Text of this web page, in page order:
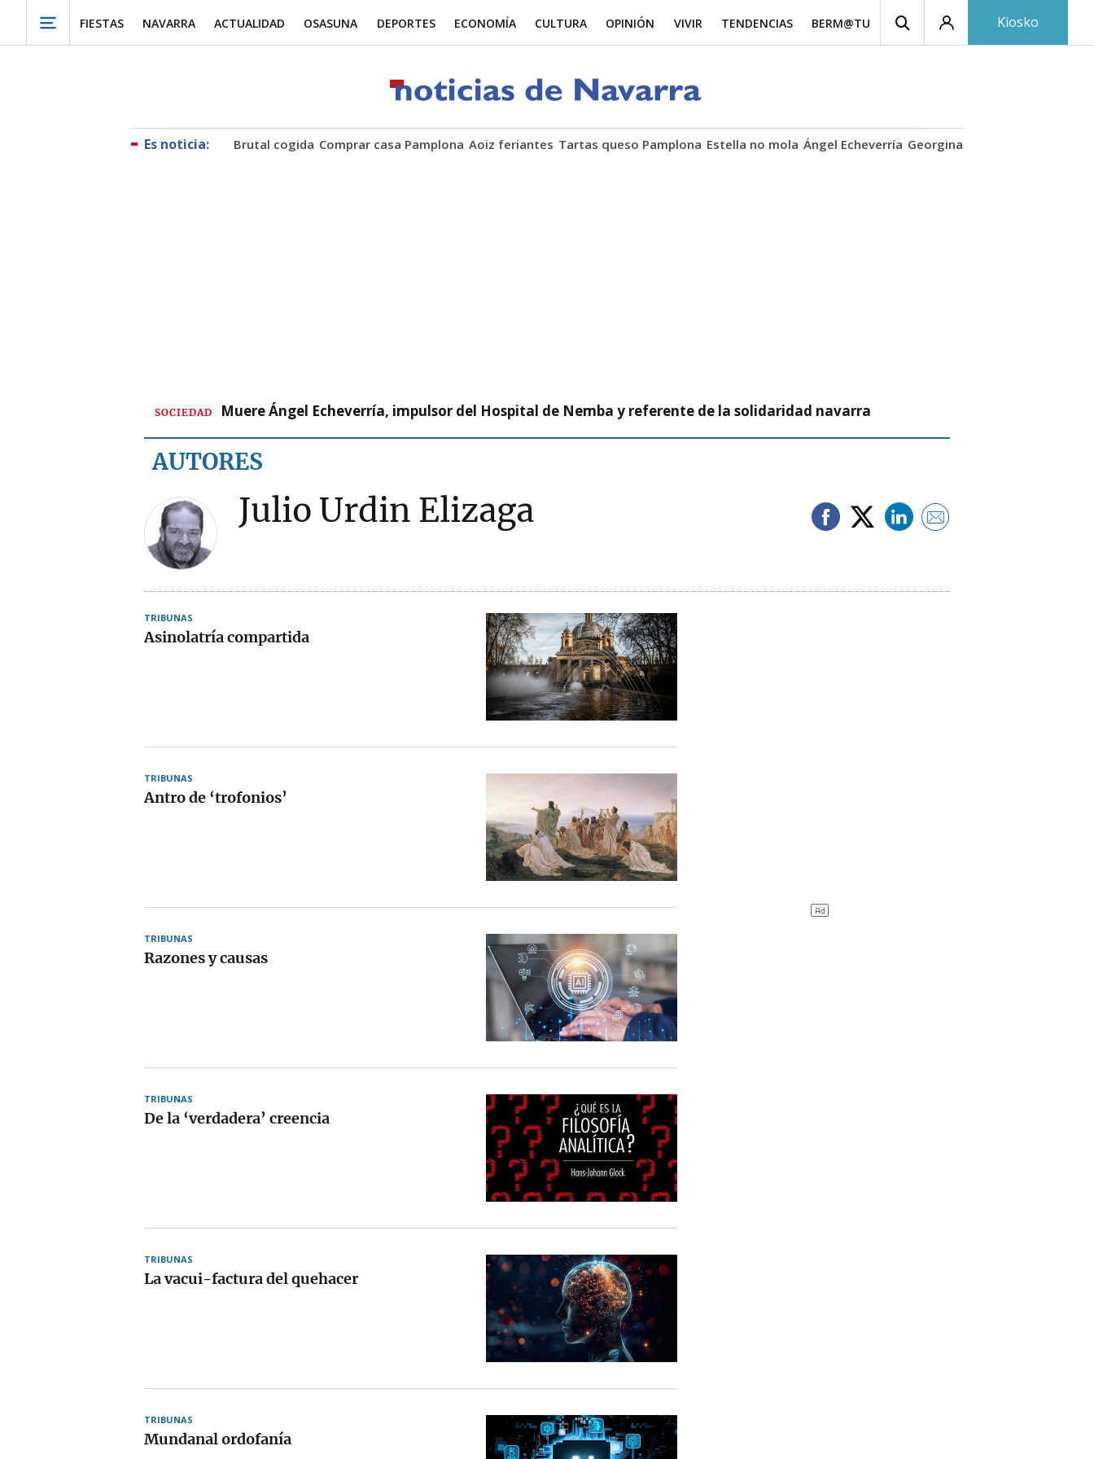
Brutal cogida Comprar casa Pamplona Aoiz feriantes Tartas queso Pamplona Estella no mola Ángel Echeverría Georgina Rodríguez
FIESTAS NAVARRA ACTUALIDAD OSASUNA DEPORTES ECONOMÍA CULTURA OPINIÓN VIVIR TENDENCIAS BERM@TU Kiosko
SOCIEDAD Muere Ángel Echeverría, impulsor del Hospital de Nemba y referente de la solidaridad navarra
AUTORES
Julio Urdin Elizaga
TRIBUNAS
Asinolatría compartida
TRIBUNAS
Antro de ‘trofonios’
TRIBUNAS
Razones y causas
TRIBUNAS
De la ‘verdadera’ creencia
TRIBUNAS
La vacui-factura del quehacer
TRIBUNAS
Mundanal ordofanía